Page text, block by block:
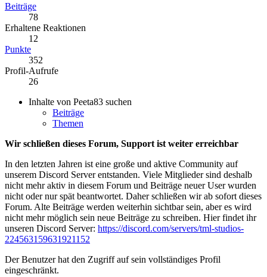
Beiträge
78
Erhaltene Reaktionen
12
Punkte
352
Profil-Aufrufe
26
Inhalte von Peeta83 suchen
Beiträge
Themen
Wir schließen dieses Forum, Support ist weiter erreichbar
In den letzten Jahren ist eine große und aktive Community auf
unserem Discord Server entstanden. Viele Mitglieder sind deshalb
nicht mehr aktiv in diesem Forum und Beiträge neuer User wurden
nicht oder nur spät beantwortet. Daher schließen wir ab sofort dieses
Forum. Alte Beiträge werden weiterhin sichtbar sein, aber es wird
nicht mehr möglich sein neue Beiträge zu schreiben. Hier findet ihr
unseren Discord Server: https://discord.com/servers/tml-studios-
224563159631921152
Der Benutzer hat den Zugriff auf sein vollständiges Profil
eingeschränkt.